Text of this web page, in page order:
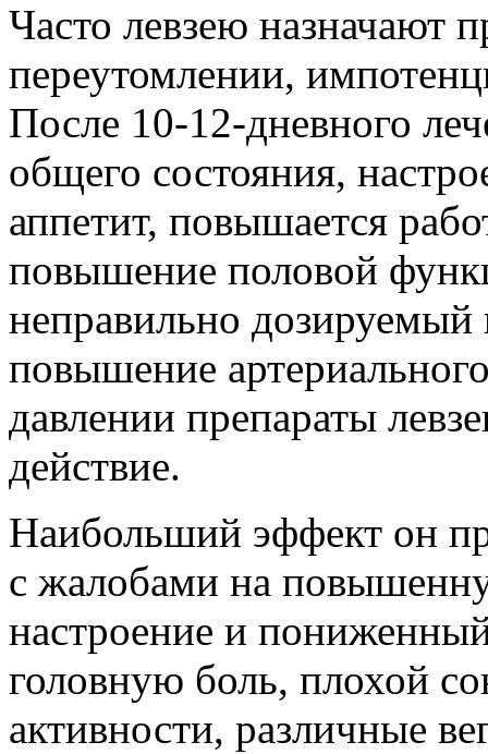
Часто левзею назначают
переутомлении,
После 10-12-дневного
общего состояния,
аппетит, повышается
повышение половой
неправильно дозируемый
повышение
давлении препараты
действие.
Наибольший эффект он
с жалобами на
настроение и
головную боль, плохой
активности, различные